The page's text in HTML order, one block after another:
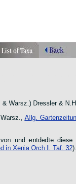
Warsz.) Dressler &
Allg.
und entdedte
in Xenia Orch I. Taf. 32).